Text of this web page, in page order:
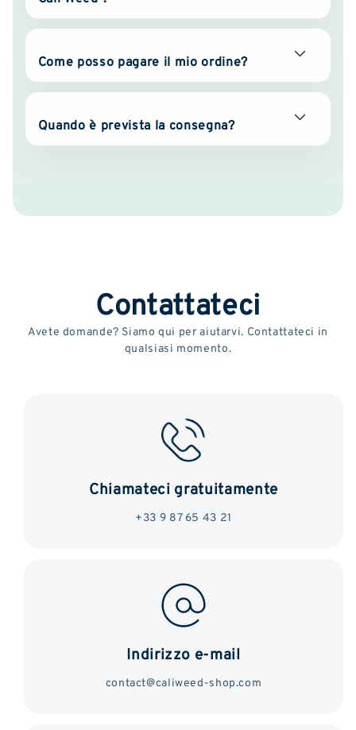
Come posso pagare il mio ordine?
Quando è prevista la consegna?
Contattateci
Avete domande? Siamo qui per aiutarvi. Contattateci in
qualsiasi momento.
Chiamateci gratuitamente
+33 9 87 65 43 21
Indirizzo e-mail
contact@caliweed-shop.com